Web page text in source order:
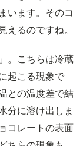
います。そのコ
えるのですね。
」。こちらは冷蔵
起こる現象で
との温度差で結
分に溶け出しま
コレートの表面